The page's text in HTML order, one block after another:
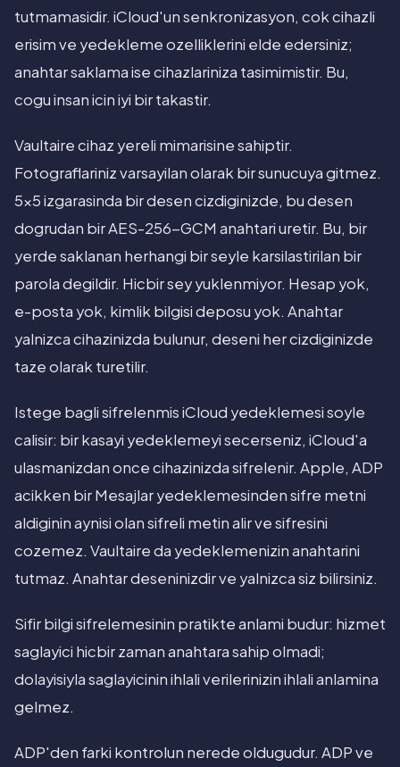
tutmamasidir. iCloud'un senkronizasyon, cok cihazli
erisim ve yedekleme ozelliklerini elde edersiniz;
anahtar saklama ise cihazlariniza tasimimistir. Bu,
cogu insan icin iyi bir takastir.
Vaultaire cihaz yereli mimarisine sahiptir.
Fotograflariniz varsayilan olarak bir sunucuya gitmez.
5x5 izgarasinda bir desen cizdiginizde, bu desen
dogrudan bir AES-256-GCM anahtari uretir. Bu, bir
yerde saklanan herhangi bir seyle karsilastirilan bir
parola degildir. Hicbir sey yuklenmiyor. Hesap yok,
e-posta yok, kimlik bilgisi deposu yok. Anahtar
yalnizca cihazinizda bulunur, deseni her cizdiginizde
taze olarak turetilir.
Istege bagli sifrelenmis iCloud yedeklemesi soyle
calisir: bir kasayi yedeklemeyi secerseniz, iCloud'a
ulasmanizdan once cihazinizda sifrelenir. Apple, ADP
acikken bir Mesajlar yedeklemesinden sifre metni
aldiginin aynisi olan sifreli metin alir ve sifresini
cozemez. Vaultaire da yedeklemenizin anahtarini
tutmaz. Anahtar deseninizdir ve yalnizca siz bilirsiniz.
Sifir bilgi sifrelemesinin pratikte anlami budur: hizmet
saglayici hicbir zaman anahtara sahip olmadi;
dolayisiyla saglayicinin ihlali verilerinizin ihlali anlamina
gelmez.
ADP'den farki kontrolun nerede oldugudur. ADP ve